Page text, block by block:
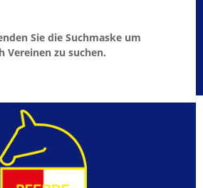
Sie die Suchmaske um
Vereinen zu suchen.